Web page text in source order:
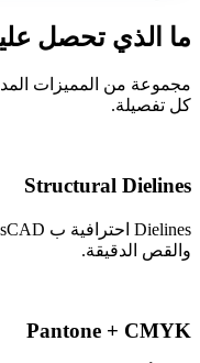
ما الذي تحصل
مجموعة من المميزات
كل تفصيلة.
Structural Dielines
والقص الدقيقة.
Pantone + CMYK